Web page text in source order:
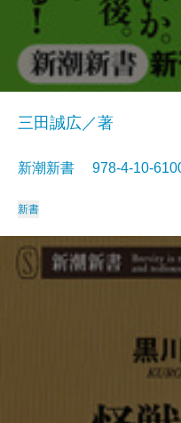
三田誠広／著
新潮新書 978-4-10-
新書